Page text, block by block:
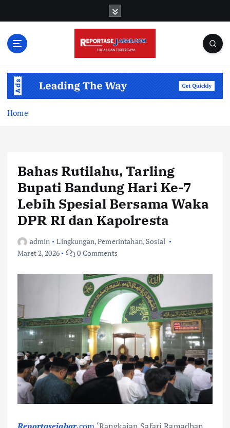
Home
Bahas Rutilahu, Tarling
Bupati Bandung Hari Ke-7
Lebih Spesial Bersama Waka
DPR RI dan Kapolresta
admin Lingkungan,Pemerintahan, Sosial
Maret 2, 2026
0 Comments